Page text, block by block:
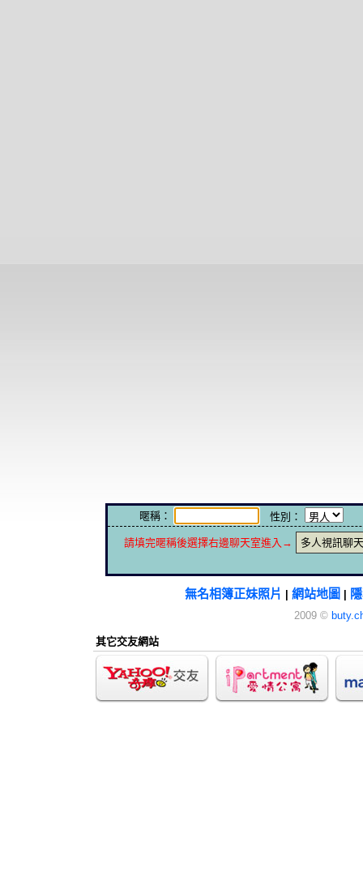
暱稱： 性別：
請填完暱稱後選擇右邊聊天室進入→ 多人視訊聊
無名相簿正妹照片 網站地圖
2009 ©
其它交友網站